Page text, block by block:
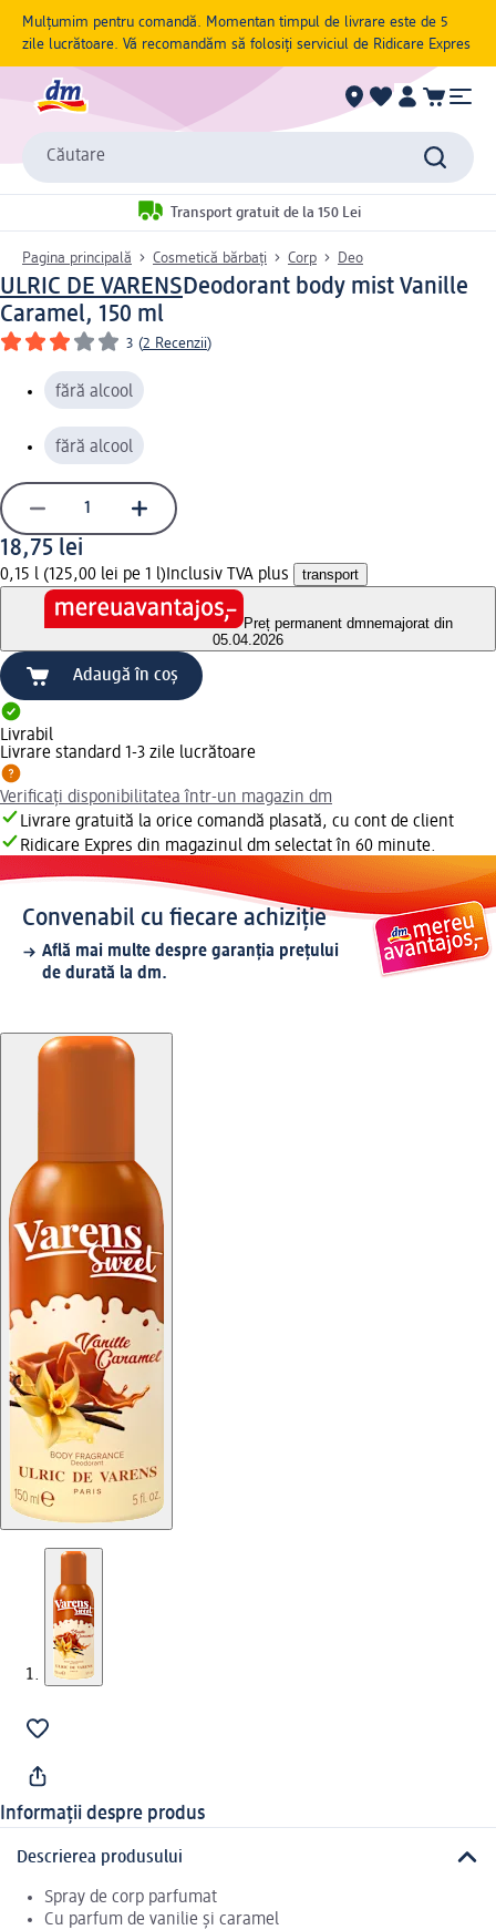
Mulțumim pentru comandă. Momentan timpul de livrare este de 5
zile lucrătoare. Vă recomandăm să folosiți serviciul de Ridicare Expres
Căutare
Transport gratuit de la 150 Lei
Pagina principală Cosmetică bărbați Corp Deo
ULRIC DE VARENSDeodorant body mist Vanille
Caramel, 150 ml
3 (2 Recenzii)
fără alcool
fără alcool
18,75 lei
0,15 l (125,00 lei pe 1 l) Inclusiv TVA plus transport
Preț permanent dmnemajorat din
05.04.2026
Adaugă în coș
Livrabil
Livrare standard 1-3 zile lucrătoare
Verificați disponibilitatea într-un magazin dm
Livrare gratuită la orice comandă plasată, cu cont de client
Ridicare Expres din magazinul dm selectat în 60 minute.
Convenabil cu fiecare achiziție
Află mai multe despre garanția prețului
de durată la dm.
Informații despre produs
Descrierea produsului
Spray de corp parfumat
Cu parfum de vanilie și caramel